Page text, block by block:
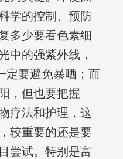
学的控制、预防
多少要看色素细
中的强紫外线，
定要避免暴晒；而
，但也要把握
疗法和护理，这
较重要的还是要
尝试。特别是富